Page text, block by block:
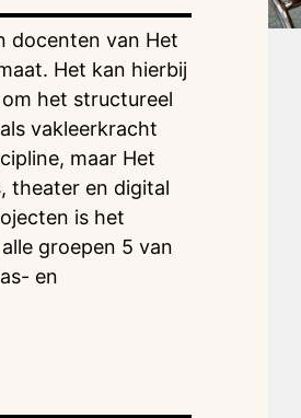
docenten van Het
Het kan hierbij
het structureel
vakleerkracht
maar Het
theater en digital
is het
groepen 5 van
en